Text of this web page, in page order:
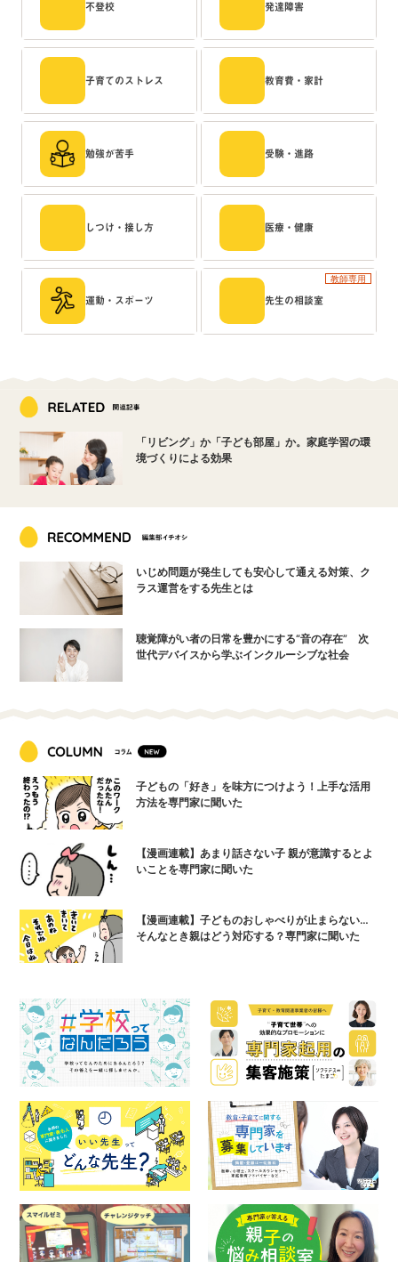
不登校 発達障害
子育てのストレス 教育費・家計
勉強が苦手 受験・進路
しつけ・接し方 医療・健康
運動・スポーツ
教師専用
先生の相談室
「リビング」か「子ども部屋」か。家庭学習の環
境づくりによる効果
いじめ問題が発生しても安心して通える対策、ク
ラス運営をする先生とは
聴覚障がい者の日常を豊かにする“音の存在” 次
世代デバイスから学ぶインクルーシブな社会
子どもの「好き」を味方につけよう！上手な活用
方法を専門家に聞いた
【漫画連載】あまり話さない子 親が意識するとよ
いことを専門家に聞いた
【漫画連載】子どものおしゃべりが止まらない…
そんなとき親はどう対応する？専門家に聞いた